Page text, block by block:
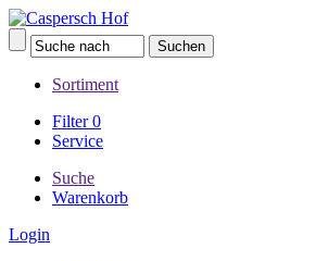
Sortiment
Filter0
Service
Suche
Warenkorb
Login